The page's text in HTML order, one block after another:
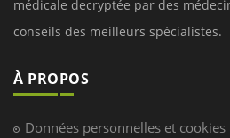
médicale decryptée par des
conseils des meilleurs spécialistes.
À PROPOS
Données personnelles et cookies